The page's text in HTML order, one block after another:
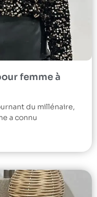
femme à
du millénaire,
a connu